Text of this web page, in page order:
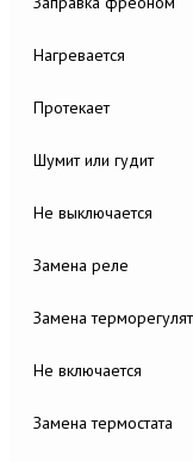
Нагревается
Протекает
Шумит или гудит
Не выключается
Замена реле
Замена
Не включается
Замена термостата